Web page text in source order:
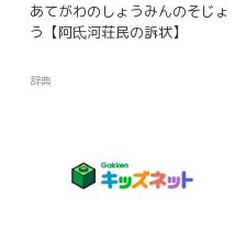
あてがわのしょうみんのそじょ
う【阿氐河荘民の訴状】
辞典